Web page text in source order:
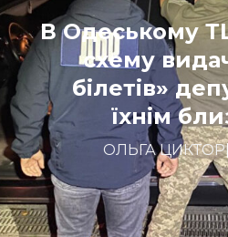
В Одеському
схему
білетів»
їхнім
ОЛЬГА ЦИКТОР